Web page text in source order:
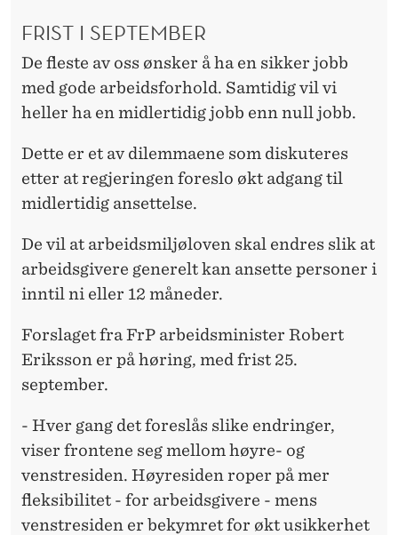
FRIST I SEPTEMBER
De fleste av oss ønsker å ha en sikker jobb
med gode arbeidsforhold. Samtidig vil vi
heller ha en midlertidig jobb enn null jobb.
Dette er et av dilemmaene som diskuteres
etter at regjeringen foreslo økt adgang til
midlertidig ansettelse.
De vil at arbeidsmiljøloven skal endres slik at
arbeidsgivere generelt kan ansette personer i
inntil ni eller 12 måneder.
Forslaget fra FrP arbeidsminister Robert
Eriksson er på høring, med frist 25.
september.
- Hver gang det foreslås slike endringer,
viser frontene seg mellom høyre- og
venstresiden. Høyresiden roper på mer
fleksibilitet - for arbeidsgivere - mens
venstresiden er bekymret for økt usikkerhet